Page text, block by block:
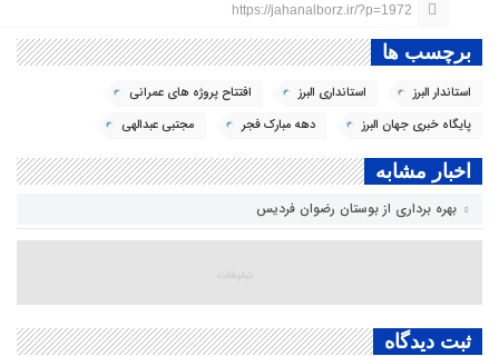
https://jahanalborz.ir/?p=1972
برچسب ها
استاندار البرز استانداری البرز
افتتاح پروژه های عمرانی
پایگاه خبری جهان البرز
دهه مبارک فجر مجتبی عبدالهی
اخبار مشابه
بهره برداری از بوستان رضوان فردیس
ثبت دیدگاه